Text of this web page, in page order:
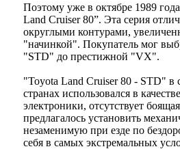
Поэтому уже в октябре 1989
Land Cruiser 80”. Эта серия
округлыми контурами,
"начинкой". Покупатель мог
"STD" до престижной "VX".
"Toyota Land Cruiser 80 - STD" в
странах использовался в
электроники, отсутствует
предлагалось установить
незаменимую при езде по
себя в самых экстремальных